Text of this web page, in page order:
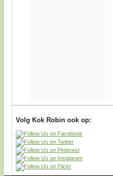
Volg Kok Robin ook op: